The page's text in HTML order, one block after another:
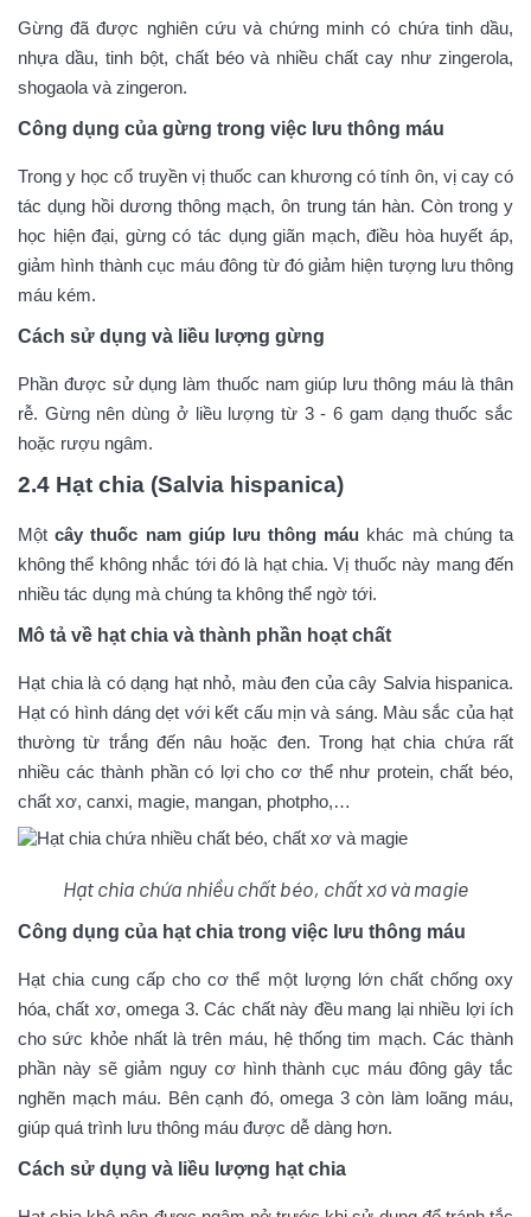
Gừng đã được nghiên cứu và chứng minh có chứa tinh dầu,
nhựa dầu, tinh bột, chất béo và nhiều chất cay như zingerola,
shogaola và zingeron.
Công dụng của gừng trong việc lưu thông máu
Trong y học cổ truyền vị thuốc can khương có tính ôn, vị cay có
tác dụng hồi dương thông mạch, ôn trung tán hàn. Còn trong y
học hiện đại, gừng có tác dụng giãn mạch, điều hòa huyết áp,
giảm hình thành cục máu đông từ đó giảm hiện tượng lưu thông
máu kém.
Cách sử dụng và liều lượng gừng
Phần được sử dụng làm thuốc nam giúp lưu thông máu là thân
rễ. Gừng nên dùng ở liều lượng từ 3 - 6 gam dạng thuốc sắc
hoặc rượu ngâm.
2.4 Hạt chia (Salvia hispanica)
Mộtcây thuốc nam giúp lưu thông máu khác mà chúng ta
không thể không nhắc tới đó là hạt chia. Vị thuốc này mang đến
nhiều tác dụng mà chúng ta không thể ngờ tới.
Mô tả về hạt chia và thành phần hoạt chất
Hạt chia là có dạng hạt nhỏ, màu đen của cây Salvia hispanica.
Hạt có hình dáng dẹt với kết cấu mịn và sáng. Màu sắc của hạt
thường từ trắng đến nâu hoặc đen. Trong hạt chia chứa rất
nhiều các thành phần có lợi cho cơ thể như protein, chất béo,
chất xơ, canxi, magie, mangan, photpho,…
Hạt chia chứa nhiều chất béo, chất xơ và magie
Công dụng của hạt chia trong việc lưu thông máu
Hạt chia cung cấp cho cơ thể một lượng lớn chất chống oxy
hóa, chất xơ, omega 3. Các chất này đều mang lại nhiều lợi ích
cho sức khỏe nhất là trên máu, hệ thống tim mạch. Các thành
phần này sẽ giảm nguy cơ hình thành cục máu đông gây tắc
nghẽn mạch máu. Bên cạnh đó, omega 3 còn làm loãng máu,
giúp quá trình lưu thông máu được dễ dàng hơn.
Cách sử dụng và liều lượng hạt chia